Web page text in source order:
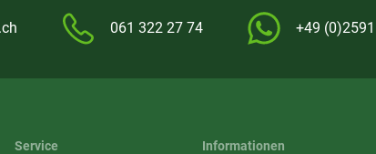
061 322 27 74 +49
Service Informationen